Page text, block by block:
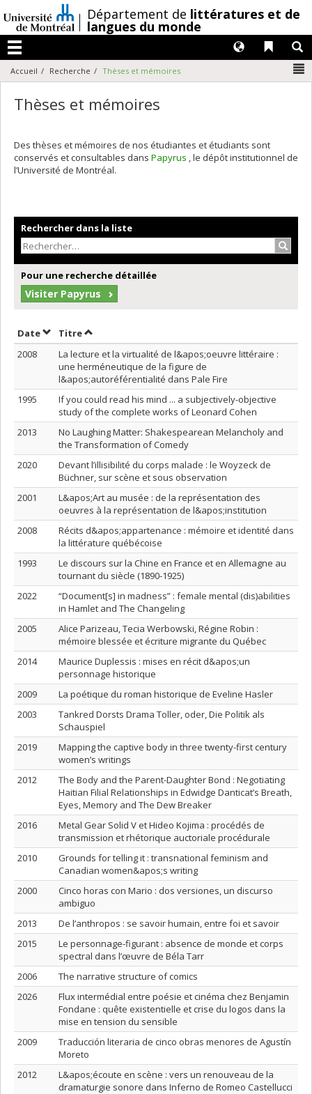
au
contenu
/Département de littératures et de
langues du monde
Menu
Liens
Langues
Accueil Recherche Thèses et mémoires
Thèses et mémoires
Des thèses et mémoires de nos étudiantes et étudiants sont
conservés et consultables dans Papyrus , le dépôt institutionnel de
l’Université de Montréal.
Rechercher dans la liste
Pour une recherche détaillée
Visiter Papyrus
DateTrier par date en ordre croissant
TitreTrier par titre en ordre croissant
2008
La lecture et la virtualité de l&apos;oeuvre littéraire :
une herméneutique de la figure de
l&apos;autoréférentialité dans Pale Fire
1995
If you could read his mind ... a subjectively-objective
study of the complete works of Leonard Cohen
2013
No Laughing Matter: Shakespearean Melancholy and
the Transformation of Comedy
2020
Devant l’illisibilité du corps malade : le Woyzeck de
Büchner, sur scène et sous observation
2001
L&apos;Art au musée : de la représentation des
oeuvres à la représentation de l&apos;institution
2008
Récits d&apos;appartenance : mémoire et identité dans
la littérature québécoise
1993
Le discours sur la Chine en France et en Allemagne au
tournant du siècle (1890-1925)
2022
“Document[s] in madness” : female mental (dis)abilities
in Hamlet and The Changeling
2005
Alice Parizeau, Tecia Werbowski, Régine Robin :
mémoire blessée et écriture migrante du Québec
2014
Maurice Duplessis : mises en récit d&apos;un
personnage historique
2009
La poétique du roman historique de Eveline Hasler
2003
Tankred Dorsts Drama Toller, oder, Die Politik als
Schauspiel
2019
Mapping the captive body in three twenty-first century
women’s writings
2012
The Body and the Parent-Daughter Bond : Negotiating
Haitian Filial Relationships in Edwidge Danticat’s Breath,
Eyes, Memory and The Dew Breaker
2016
Metal Gear Solid V et Hideo Kojima : procédés de
transmission et rhétorique auctoriale procédurale
2010
Grounds for telling it : transnational feminism and
Canadian women&apos;s writing
2000
Cinco horas con Mario : dos versiones, un discurso
ambiguo
2013
De l’anthropos : se savoir humain, entre foi et savoir
2015
Le personnage-figurant : absence de monde et corps
spectral dans l’œuvre de Béla Tarr
2006
The narrative structure of comics
2026
Flux intermédial entre poésie et cinéma chez Benjamin
Fondane : quête existentielle et crise du logos dans la
mise en tension du sensible
2009
Traducción literaria de cinco obras menores de Agustín
Moreto
2012
L&apos;écoute en scène : vers un renouveau de la
dramaturgie sonore dans Inferno de Romeo Castellucci